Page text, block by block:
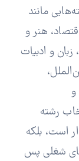
مانند
هنر و
و ادبیات
رشته
است، بلکه
شغلی پس